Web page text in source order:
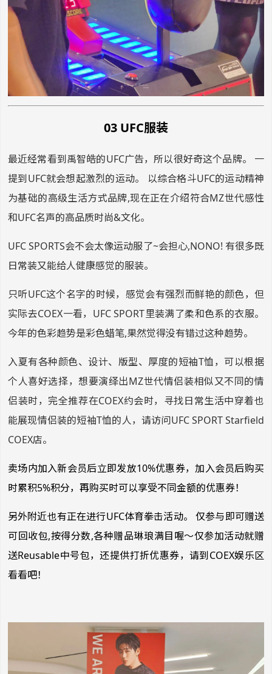
03 UFC服装
最近经常看到禹智皓的UFC广告，所以很好奇这个品牌。 一
提到UFC就会想起激烈的运动。 以综合格斗UFC的运动精神
为基础的高级生活方式品牌,现在正在介绍符合MZ世代感性
和UFC名声的高品质时尚&文化。
UFC SPORTS会不会太像运动服了~会担心,NONO! 有很多既
日常装又能给人健康感觉的服装。
只听UFC这个名字的时候，感觉会有强烈而鲜艳的颜色，但
实际去COEX一看，UFC SPORT里装满了柔和色系的衣服。
今年的色彩趋势是彩色蜡笔,果然觉得没有错过这种趋势。
入夏有各种颜色、设计、版型、厚度的短袖T恤，可以根据
个人喜好选择，想要演绎出MZ世代情侣装相似又不同的情
侣装时，完全推荐在COEX约会时，寻找日常生活中穿着也
能展现情侣装的短袖T恤的人，请访问UFC SPORT Starfield
COEX店。
卖场内加入新会员后立即发放10%优惠券，加入会员后购买
时累积5%积分，再购买时可以享受不同金额的优惠券！
另外附近也有正在进行UFC体育拳击活动。 仅参与即可赠送
可回收包,按得分数,各种赠品琳琅满目喔～仅参加活动就赠
送Reusable中号包，还提供打折优惠券，请到COEX娱乐区
看看吧！